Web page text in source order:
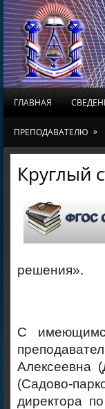
ГЛАВНАЯ
ПРЕПОДАВАТЕЛЮ »
Круглый
решения».
С
Алексеевна
(Садово-
директора